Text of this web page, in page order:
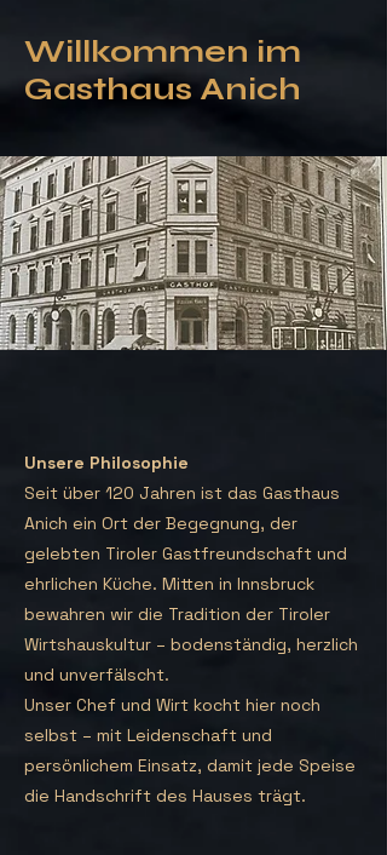
Willkommen im
Gasthaus Anich
Unsere Philosophie
Seit über 120 Jahren ist das Gasthaus
Anich ein Ort der Begegnung, der
gelebten Tiroler Gastfreundschaft und
ehrlichen Küche. Mitten in Innsbruck
bewahren wir die Tradition der Tiroler
Wirtshauskultur – bodenständig, herzlich
und unverfälscht.
Unser Chef und Wirt kocht hier noch
selbst – mit Leidenschaft und
persönlichem Einsatz, damit jede Speise
die Handschrift des Hauses trägt.